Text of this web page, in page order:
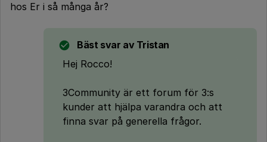
hos Er i så många år?
Bäst svar av Tristan
Hej Rocco!
3Community är ett forum för 3:s
kunder att hjälpa varandra och att
finna svar på generella frågor.